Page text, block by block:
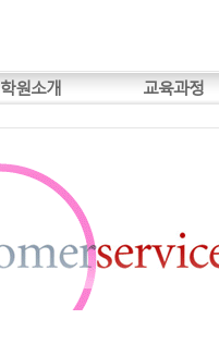
학원소개 교육과정